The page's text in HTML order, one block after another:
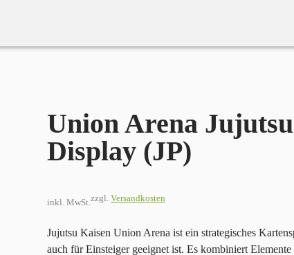
Union Arena
Display (JP)
inkl. MwSt.zzgl. Versandkosten
Jujutsu Kaisen Union Arena ist ein strategisches
auch für Einsteiger geeignet ist. Es kombiniert